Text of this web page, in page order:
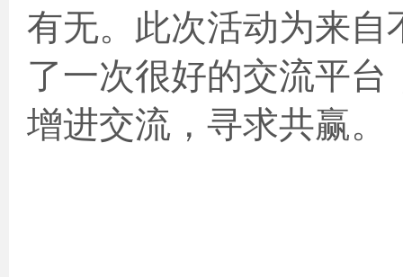
有无。此次活动为来自
了一次很好的交流平
增进交流，寻求共赢。